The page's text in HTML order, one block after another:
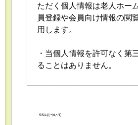
ただく個人情報は老人ホー
員登録や会員向け情報の閲
用します。
・当個人情報を許可なく第
ることはありません。
おける個人情報の安全管理
SSLについて